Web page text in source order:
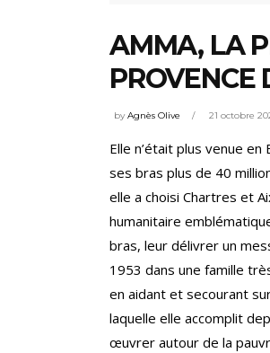
AMMA, LA
PROVENCE
byAgnès Olive 21 octobre
Elle n’était plus venue
ses bras plus de 40
elle a choisi Chartres et
humanitaire
bras, leur délivrer un
1953 dans une famille
en aidant et secourant
laquelle elle accomplit
œuvrer autour de la